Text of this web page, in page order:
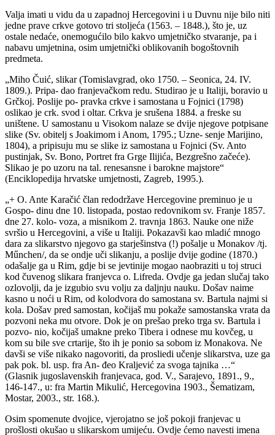
Valja imati u vidu da u zapadnoj Hercegovini i u Duvnu nije bilo niti
jedne prave crkve gotovo tri stoljeća (1563. – 1848.), što je, uz
ostale nedaće, onemogućilo bilo kakvo umjetničko stvaranje, pa i
nabavu umjetnina, osim umjetnički oblikovanih bogoštovnih
predmeta.
„Miho Čuić, slikar (Tomislavgrad, oko 1750. – Seonica, 24. IV.
1809.). Pripa- dao franjevačkom redu. Studirao je u Italiji, boravio u
Grčkoj. Poslije po- pravka crkve i samostana u Fojnici (1798)
oslikao je crk. svod i oltar. Crkva je srušena 1884. a freske su
uništene. U samostanu u Visokom nalaze se dvije njegove potpisane
slike (Sv. obitelj s Joakimom i Anom, 1795.; Uzne- senje Marijino,
1804), a pripisuju mu se slike iz samostana u Fojnici (Sv. Anto
pustinjak, Sv. Bono, Portret fra Grge Ilijića, Bezgrešno začeće).
Slikao je po uzoru na tal. renesansne i barokne majstore“
(Enciklopedija hrvatske umjetnosti, Zagreb, 1995.).
„+ O. Ante Karačić član redodržave Hercegovine preminuo je u
Gospo- dinu dne 10. listopada, postao redovnikom sv. Franje 1857.
dne 27. kolo- voza, a misnikom 2. travnja 1863. Nauke one niže
svršio u Hercegovini, a više u Italiji. Pokazavši kao mladić mnogo
dara za slikarstvo njegovo ga starješinstva (!) pošalje u Monakov /tj.
Műnchen/, da se ondje uči slikanju, a poslije dvije godine (1870.)
odašalje ga u Rim, gdje bi se jevtinije mogao naobraziti u toj struci
kod čuvenog slikara franjevca o. Lifreda. Ovdje ga jedan slučaj tako
ozlovolji, da je izgubio svu volju za daljnju nauku. Došav naime
kasno u noći u Rim, od kolodvora do samostana sv. Bartula najmi si
kola. Došav pred samostan, kočijaš mu pokaže samostanska vrata da
pozvoni neka mu otvore. Dok je on prešao preko trga sv. Bartula i
pozvo- nio, kočijaš umakne preko Tibera i odnese mu kovčeg, u
kom su bile sve crtarije, što ih je ponio sa sobom iz Monakova. Ne
davši se više nikako nagovoriti, da prosliedi učenje slikarstva, uze ga
pak pok. bl. usp. fra An- đeo Kraljević za svoga tajnika …“
(Glasnik jugoslavenskih franjevaca, god. V., Sarajevo, 1891., 9.,
146-147., u: fra Martin Mikulić, Hercegovina 1903., Šematizam,
Mostar, 2003., str. 168.).
Osim spomenute dvojice, vjerojatno se još pokoji franjevac u
prošlosti okušao u slikarskom umijeću. Ovdje ćemo navesti imena